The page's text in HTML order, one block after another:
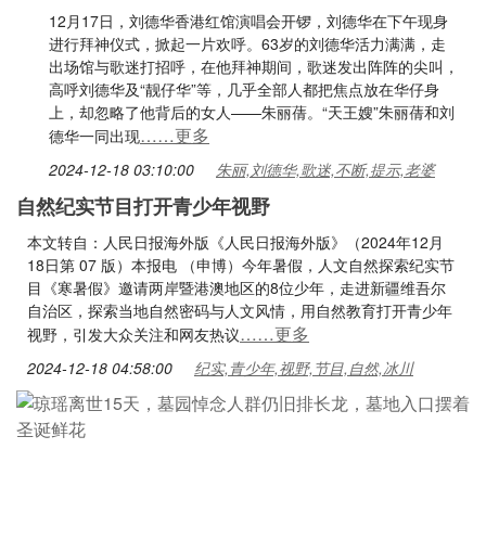
12月17日，刘德华香港红馆演唱会开锣，刘德华在下午现身
进行拜神仪式，掀起一片欢呼。63岁的刘德华活力满满，走
出场馆与歌迷打招呼，在他拜神期间，歌迷发出阵阵的尖叫，
高呼刘德华及“靓仔华”等，几乎全部人都把焦点放在华仔身
上，却忽略了他背后的女人——朱丽蒨。“天王嫂”朱丽蒨和刘
德华一同出现……更多
2024-12-18 03:10:00 朱丽,刘德华,歌迷,不断,提示,老婆
自然纪实节目打开青少年视野
本文转自：人民日报海外版《人民日报海外版》（2024年12月
18日第 07 版）本报电 （申博）今年暑假，人文自然探索纪实节
目《寒暑假》邀请两岸暨港澳地区的8位少年，走进新疆维吾尔
自治区，探索当地自然密码与人文风情，用自然教育打开青少年
视野，引发大众关注和网友热议……更多
2024-12-18 04:58:00 纪实,青少年,视野,节目,自然,冰川